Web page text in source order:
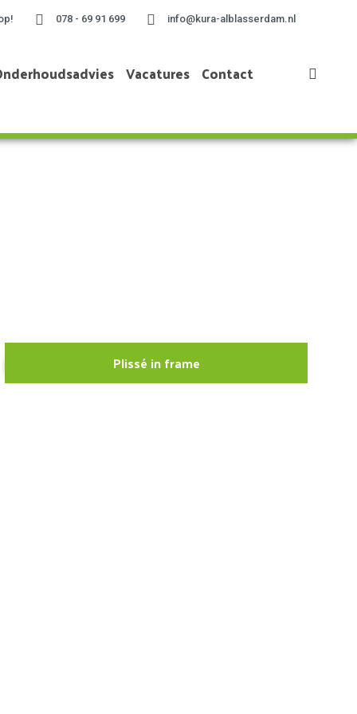
078 - 69 91 699 info@kura-alblasserdam.nl
Vacatures Contact
Plissé in frame